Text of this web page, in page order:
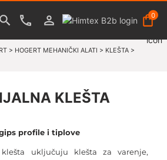
0
> HOGERT MEHANIČKI ALATI > KLEŠTA >
KLEŠTA
profile i tiplove
uključuju klešta za varenje,